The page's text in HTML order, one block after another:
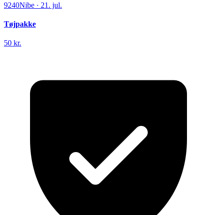
9240Nibe · 21. jul.
Tøjpakke
50 kr.